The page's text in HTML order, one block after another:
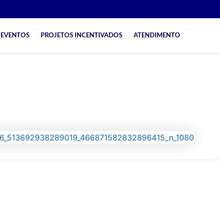
EVENTOS PROJETOS INCENTIVADOS ATENDIMENTO